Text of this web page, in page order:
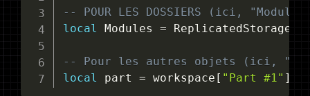
-- POUR LES DOSSIERS (ici,
local Modules = ReplicatedStorage
-- Pour les autres objets (ici,
local part = workspace [ "Part #1" ]